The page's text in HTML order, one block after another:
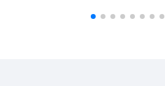
วันที่ 9 มีนาคม